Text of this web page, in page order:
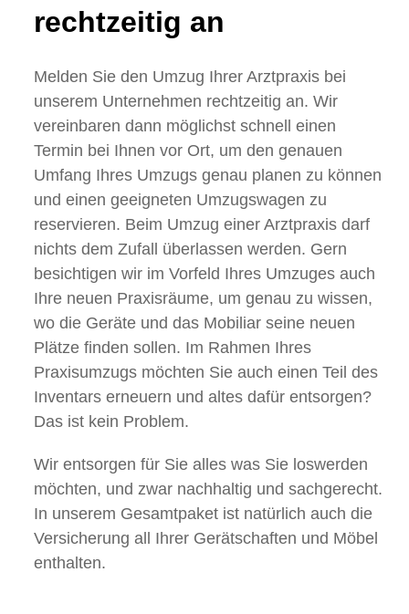
rechtzeitig an
Melden Sie den Umzug Ihrer Arztpraxis bei
unserem Unternehmen rechtzeitig an. Wir
vereinbaren dann möglichst schnell einen
Termin bei Ihnen vor Ort, um den genauen
Umfang Ihres Umzugs genau planen zu können
und einen geeigneten Umzugswagen zu
reservieren. Beim Umzug einer Arztpraxis darf
nichts dem Zufall überlassen werden. Gern
besichtigen wir im Vorfeld Ihres Umzuges auch
Ihre neuen Praxisräume, um genau zu wissen,
wo die Geräte und das Mobiliar seine neuen
Plätze finden sollen. Im Rahmen Ihres
Praxisumzugs möchten Sie auch einen Teil des
Inventars erneuern und altes dafür entsorgen?
Das ist kein Problem.
Wir entsorgen für Sie alles was Sie loswerden
möchten, und zwar nachhaltig und sachgerecht.
In unserem Gesamtpaket ist natürlich auch die
Versicherung all Ihrer Gerätschaften und Möbel
enthalten.